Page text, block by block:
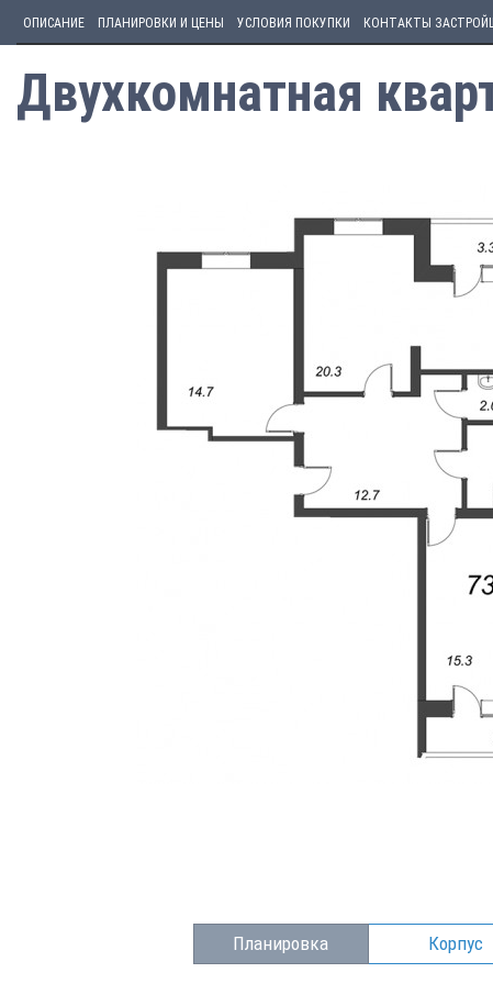
ОПИСАНИЕ ПЛАНИРОВКИ И ЦЕНЫ УСЛОВИЯ ПОКУПКИ КОНТАКТЫ
Двухкомнатная
Планировка Корпус